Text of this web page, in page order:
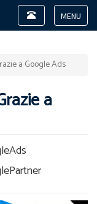
Toggle
Toggle
navigation
a Google Ads
a